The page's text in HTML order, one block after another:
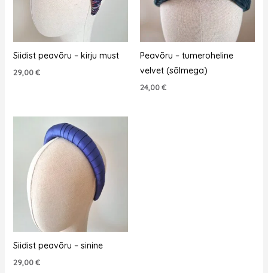
Siidist peavõru – kirju must
29,00€
Peavõru – tumeroheline
velvet (sõlmega)
24,00€
Siidist peavõru – sinine
29,00€